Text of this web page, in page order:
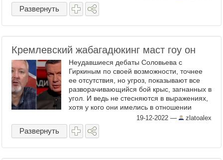
Развернуть
Кремлевский жабагадюкинг маст гоу он
Неудавшиеся дебаты Соловьева с
Гиркиным по своей возможности, точнее
ее отсутствия, но угроз, показывают все
разворачивающийся бой крыс, загнанных в
угол. И ведь не стесняются в выражениях,
хотя у кого они имелись в отношении
первого ранее? А во-многом сейчас и в
отношении второго, ...
19-12-2022 — zlatoalex
Развернуть